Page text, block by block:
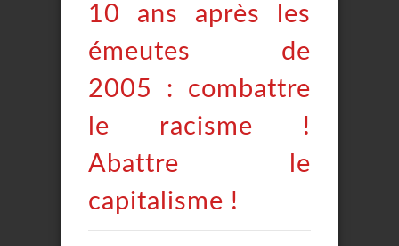
10 ans après les
émeutes de
2005 : combattre
le racisme !
Abattre le
capitalisme !